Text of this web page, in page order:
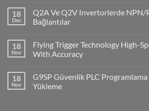
CP1H
PLC
ile
Haberleşmesi
18
Dec
Q2A Ve Q2V Invertorlerde NPN/
Bağlantılar
on
Q2A
Ve
NPN/PNP
Giriş
Bağlantılar
18
Nov
Flying Trigger Technology High-
With Accuracy
on
Flying
Trigger
18
Nov
G9SP Güvenlik PLC
Yükleme